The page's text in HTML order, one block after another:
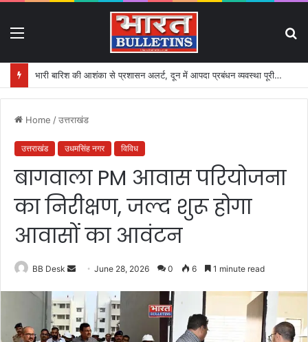
भारी बारिश की आशंका से प्रशासन अलर्ट, दून में आपदा प्रबंधन व्यवस्था पूरी तरह सक्रिय
Home /उत्तराखंड
उत्तराखंड उधमसिंह नगर विविध
बागवाला PM आवास परियोजना
का निरीक्षण, जल्द शुरू होगा
आवासों का आवंटन
BB Desk
d
a
June 28, 2026 0 6 1 minute read